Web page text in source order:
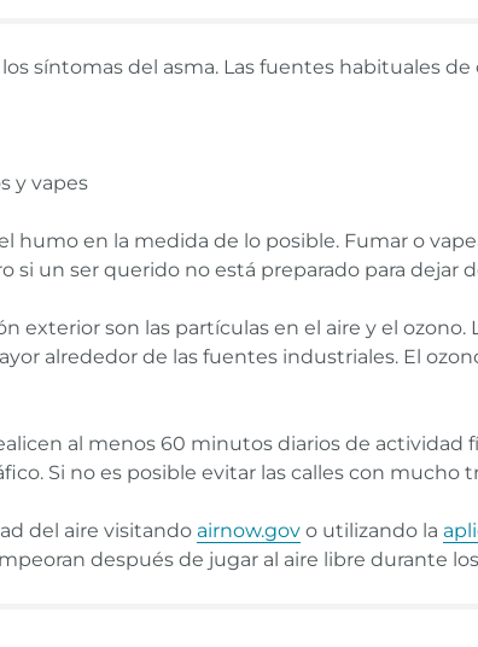
síntomas del asma. Las fuentes habituales
y vapes
humo en la medida de lo posible. Fumar o
si un ser querido no está preparado para dejar
exterior son las partículas en el aire y el
alrededor de las fuentes industriales. El
al menos 60 minutos diarios de actividad
Si no es posible evitar las calles con mucho
del aire visitando airnow.gov o utilizando la
después de jugar al aire libre durante